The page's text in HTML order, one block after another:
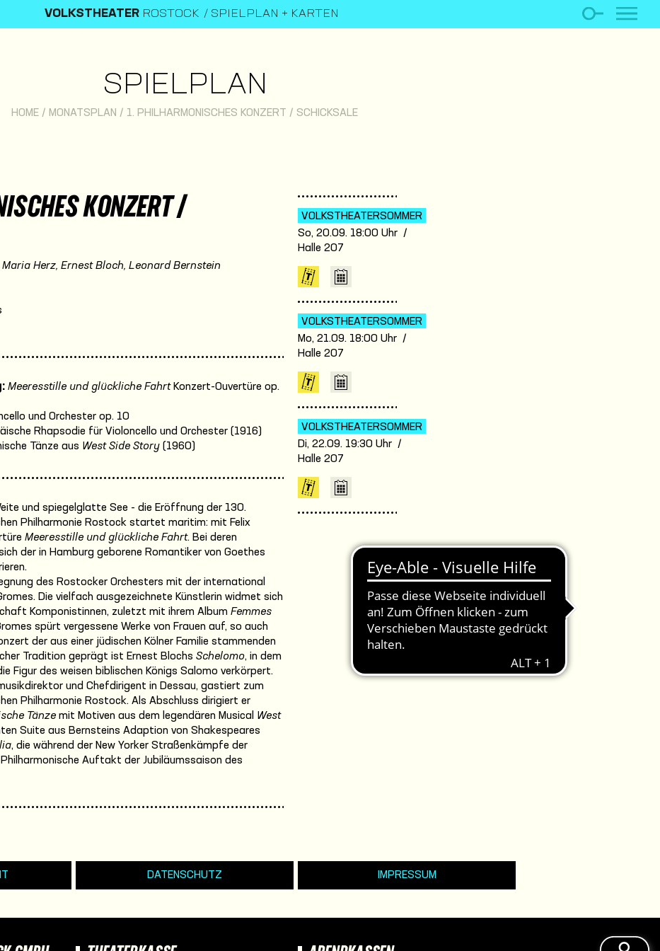
VOLKSTHEATER ROSTOCK SPIELPLAN + KARTEN
SPIELPLAN
HOME / MONATSPLAN / 1. PHILHARMONISCHES KONZERT / SCHICKSALE
KONZERT /
Herz, Ernest Bloch, Leonard Bernstein
Meeresstille und glückliche FahrtKonzert-Ouvertüre op.
und Orchester op. 10
Rhapsodie für Violoncello und Orchester (1916)
Tänze aus West Side Story (1960)
und spiegelglatte See - die Eröffnung der 130.
Philharmonie Rostock startet maritim: mit Felix
Meeresstille und glückliche Fahrt. Bei deren
der in Hamburg geborene Romantiker von Goethes
des Rostocker Orchesters mit der international
Die vielfach ausgezeichnete Künstlerin widmet sich
Komponistinnen, zuletzt mit ihrem Album Femmes
spürt vergessene Werke von Frauen auf, so auch
der aus einer jüdischen Kölner Familie stammenden
Tradition geprägt ist Ernest Blochs Schelomo, in dem
Figur des weisen biblischen Königs Salomo verkörpert.
und Chefdirigent in Dessau, gastiert zum
Philharmonie Rostock. Als Abschluss dirigiert er
Tänze mit Motiven aus dem legendären Musical
West
Suite aus Bernsteins Adaption von Shakespeares
, die während der New Yorker Straßenkämpfe der
Auftakt der Jubiläumssaison des
VOLKSTHEATER­SOMMER
So, 20.09. 18:00 Uhr /
Halle 207
VOLKSTHEATER­SOMMER
Mo, 21.09. 18:00 Uhr /
Halle 207
VOLKSTHEATER­SOMMER
Di, 22.09. 19:30 Uhr /
Halle 207
DATENSCHUTZ IMPRESSUM